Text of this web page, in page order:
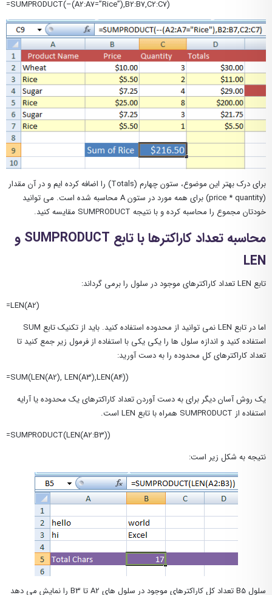
=SUMPRODUCT(–(A2:A7=”Rice”),B2:B7,C2:C7)
برای درک بهتر این موضوع، ستون چهارم (Totals) را اضافه کرده ایم و در آن مقدار
(price * quantity) برای همه مورد در ستون A محاسبه شده است. می توانید
خودتان مجموع را محاسبه کرده و با نتیجه SUMPRODUCT مقایسه کنید.
محاسبه تعداد کاراکترها با تابع SUMPRODUCT و
LEN
تابع LEN تعداد کاراکترهای موجود در سلول را برمی گرداند:
=LEN(A2)
اما در تابع LEN نمی توانید از محدوده استفاده کنید. باید از تکنیک تابع SUM
استفاده کنید و اندازه سلول ها را یکی یکی با استفاده از فرمول زیر جمع کنید تا
تعداد کاراکترهای کل محدوده را به دست آورید:
=SUM(LEN(A2), LEN(A3),LEN(A4))
یک روش آسان دیگر برای به دست آوردن تعداد کاراکترهای یک محدوده یا آرایه
استفاده از SUMPRODUCT همراه با تابع LEN است.
=SUMPRODUCT(LEN(A2:B3))
نتیجه به شکل زیر است:
سلول B5 تعداد کل کاراکترهای موجود در سلول های A2 تا B3 را نمایش می دهد